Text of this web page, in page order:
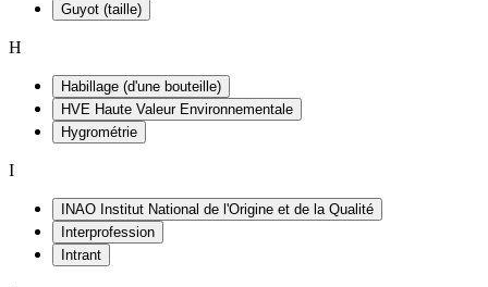
Guyot (taille)
H
Habillage (d'une bouteille)
HVE Haute Valeur Environnementale
Hygrométrie
I
INAO Institut National de l'Origine et de la Qualité
Interprofession
Intrant